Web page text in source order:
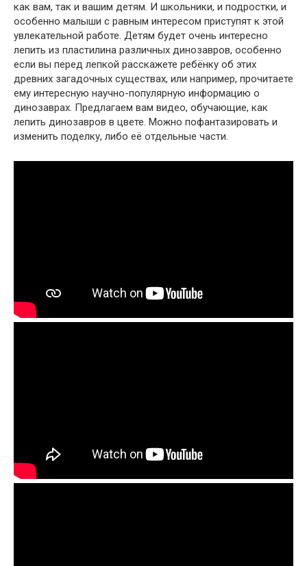
как вам, так и вашим детям. И школьники, и подростки, и
особенно малыши с равным интересом приступят к этой
увлекательной работе. Детям будет очень интересно
лепить из пластилина различных динозавров, особенно
если вы перед лепкой расскажете ребёнку об этих
древних загадочных существах, или например, прочитаете
ему интересную научно-популярную информацию о
динозаврах. Предлагаем вам видео, обучающие, как
лепить динозавров в цвете. Можно пофантазировать и
изменить поделку, либо её отдельные части.